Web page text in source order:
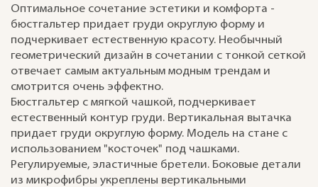
Оптимальное сочетание эстетики и комфорта -
бюстгальтер придает груди округлую форму и
подчеркивает естественную красоту. Необычный
геометрический дизайн в сочетании с тонкой сеткой
отвечает самым актуальным модным трендам и
смотрится очень эффектно.
Бюстгальтер с мягкой чашкой, подчеркивает
естественный контур груди. Вертикальная вытачка
придает груди округлую форму. Модель на стане с
использованием "косточек" под чашками.
Регулируемые, эластичные бретели. Боковые детали
из микрофибры укреплены вертикальными